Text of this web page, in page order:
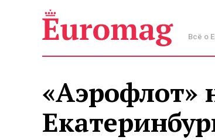
Всё о
«Аэрофлот»